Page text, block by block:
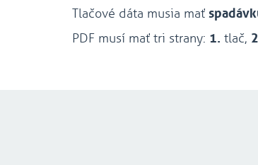
Tlačové dáta musia mať
PDF musí mať tri strany: 1. tlač,